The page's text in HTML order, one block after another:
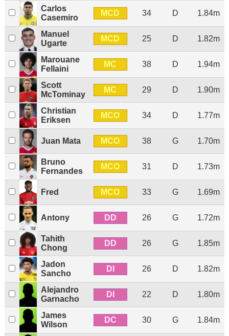
Carlos
Casemiro
MCD 34 D 1.84m
Manuel
Ugarte
MCD 25 D 1.82m
Marouane
Fellaini
MC 38 D 1.94m
Scott
McTominay
MC 29 D 1.90m
Christian
Eriksen
MCO 34 D 1.77m
Juan Mata MCO 38 G 1.70m
Bruno
Fernandes
MCO 31 D 1.73m
Fred MCO 33 G 1.69m
Antony DD 26 G 1.72m
Tahith
Chong
DD 26 G 1.85m
Jadon
Sancho
DI 26 D 1.82m
Alejandro
Garnacho
DI 22 D 1.80m
James
Wilson
DC 30 G 1.84m